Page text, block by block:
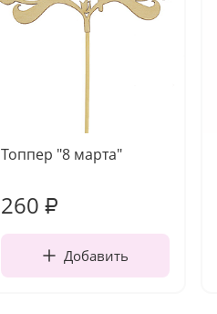
Топпер "8 марта"
260 ₽
Добавить